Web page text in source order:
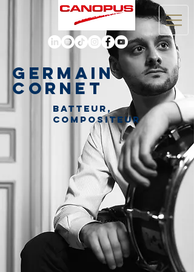
GERMAIN
CORNET
Batteur,
compositeur